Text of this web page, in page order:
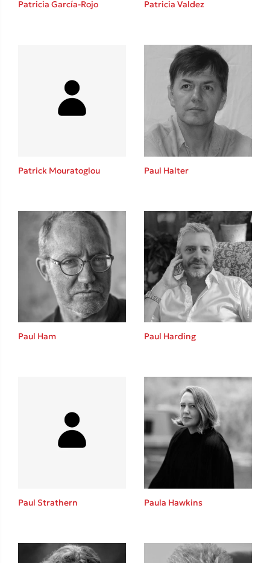
Sebastian Fitzek
Στέφανος Ξενάκης
Το λεξικό της ζωής σου
Κώστας Κρομμύδας
Το λιμάνι μου είσαι εσύ
Ιωάννης Γλωσσόπουλος
Patricia García-Rojo Patricia Valdez
Patrick Mouratoglou Paul Halter
Paul Ham Paul Harding
Paul Strathern Paula Hawkins